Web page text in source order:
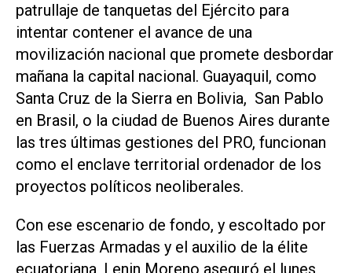
patrullaje de tanquetas del Ejército para
intentar contener el avance de una
movilización nacional que promete desbordar
mañana la capital nacional. Guayaquil, como
Santa Cruz de la Sierra en Bolivia, San Pablo
en Brasil, o la ciudad de Buenos Aires durante
las tres últimas gestiones del PRO, funcionan
como el enclave territorial ordenador de los
proyectos políticos neoliberales.
Con ese escenario de fondo, y escoltado por
las Fuerzas Armadas y el auxilio de la élite